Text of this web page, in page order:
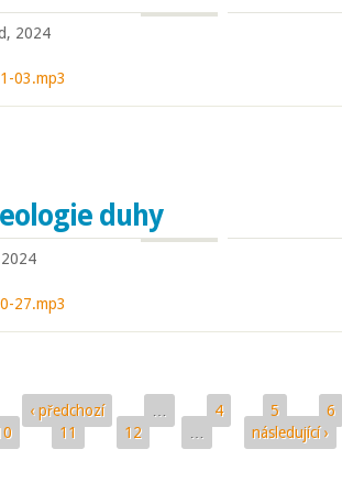
2024
03.mp3
duhy
27.mp3
‹ předchozí 4 5 6
11 12 následující ›